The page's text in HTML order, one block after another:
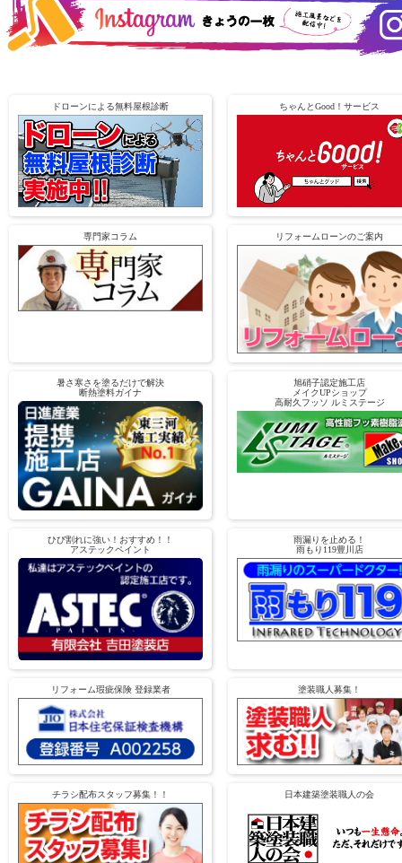
ドローンによる無料屋根診断 ちゃんとGood！サービス
専門家コラム リフォームローンのご案内
暑さ寒さを塗るだけで解決
断熱塗料ガイナ
旭硝子認定施工店
メイクUPショップ
高耐久フッソ ルミステージ
ひび割れに強い！おすすめ！！
アステックペイント
雨漏りを止める！
雨もり119豊川店
リフォーム瑕疵保険 登録業者 塗装職人募集！
チラシ配布スタッフ募集！！ 日本建築塗装職人の会